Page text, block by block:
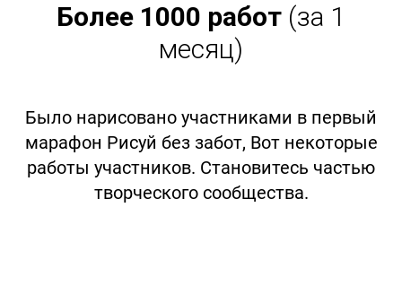
Более 1000 работ (за 1
месяц)
Было нарисовано участниками в первый
марафон Рисуй без забот, Вот некоторые
работы участников. Становитесь частью
творческого сообщества.